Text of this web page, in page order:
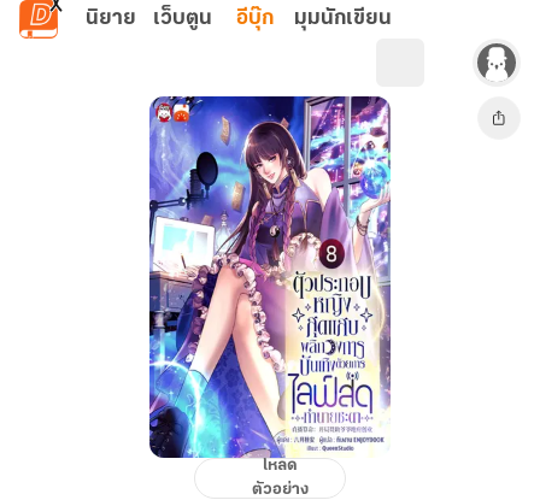
ข้ามไปยังเนื้อหาหลัก
นิยาย เว็บตูน อีบุ๊ก มุมนักเขียน
ตัวประกอบ
โหลด
ตัวอย่าง